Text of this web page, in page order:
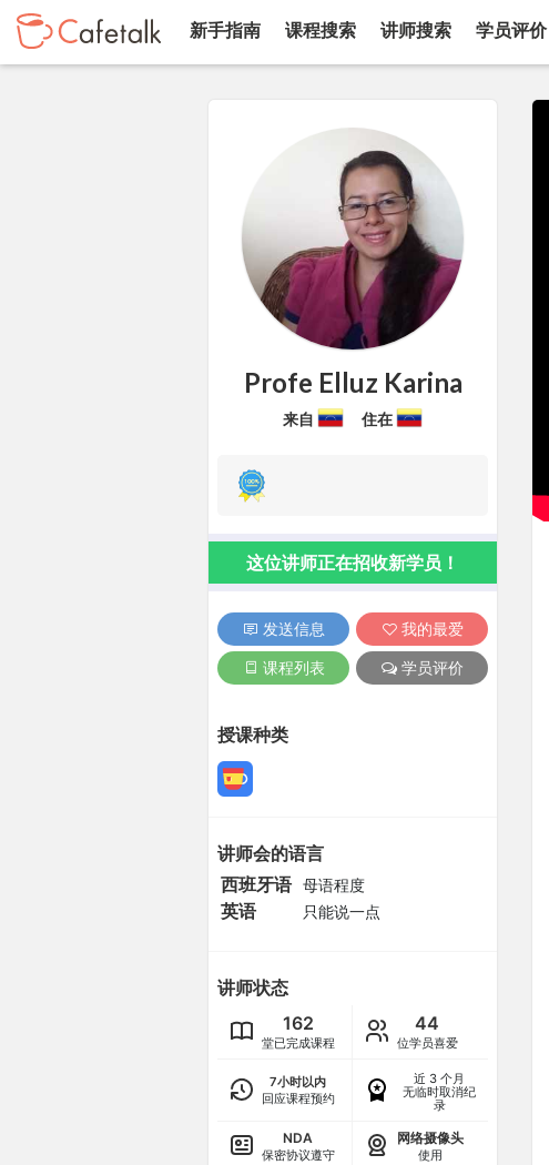
新手指南 课程搜索 讲师搜索 学员评价
Profe Elluz Karina
来自 住在
这位讲师正在招收新学员！
发送信息 我的最爱
课程列表 学员评价
授课种类
讲师会的语言
西班牙语 母语程度
英语 只能说一点
讲师状态
162
堂已完成课程
44
位学员喜爱
7小时以内
回应课程预约
近 3 个月
无临时取消纪
录
NDA
保密协议遵守
网络摄像头
使用